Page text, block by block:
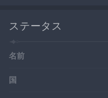
ステータス
名前
国